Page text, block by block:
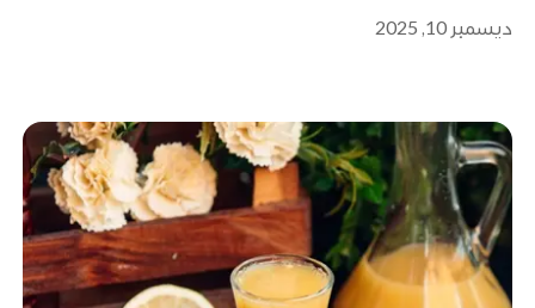
ديسمبر 10, 2025